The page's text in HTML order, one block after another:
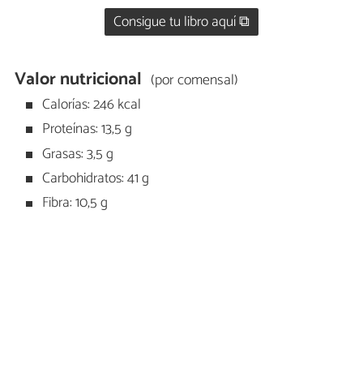
Consigue tu libro aquí ⧉
Valor nutricional (por comensal)
Calorías: 246 kcal
Proteínas: 13,5 g
Grasas: 3,5 g
Carbohidratos: 41 g
Fibra: 10,5 g